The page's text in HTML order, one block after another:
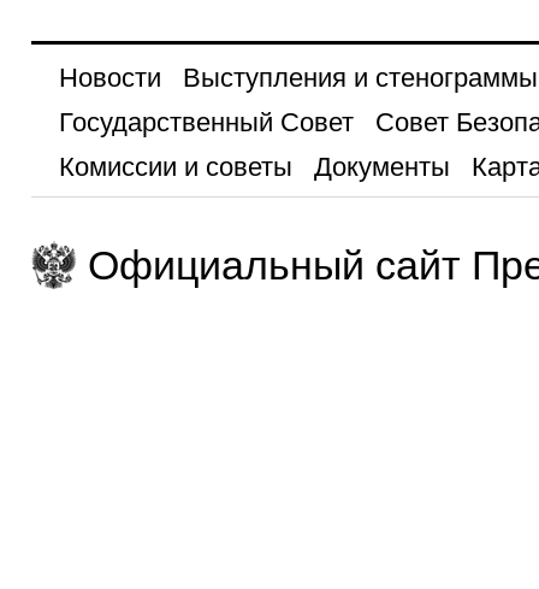
Новости
Выступления и стенограммы
Государственный Совет
Совет
Комиссии и советы
Документы
Официальный сайт